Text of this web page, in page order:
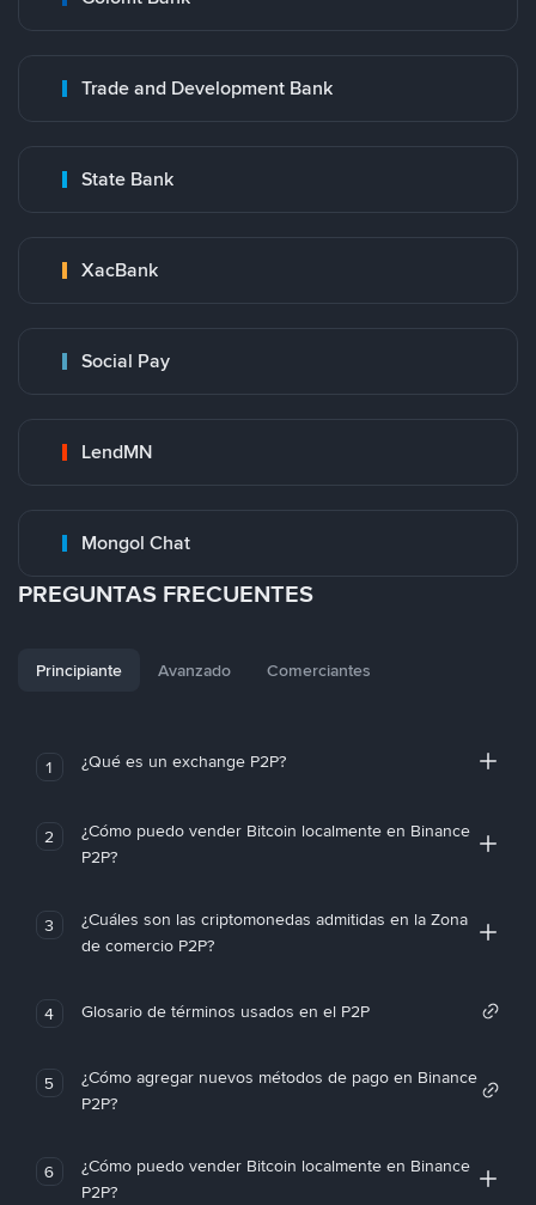
Trade and Development Bank
State Bank
XacBank
Social Pay
LendMN
Mongol Chat
PREGUNTAS FRECUENTES
Principiante Avanzado Comerciantes
1 ¿Qué es un exchange P2P?
2
¿Cómo puedo vender Bitcoin localmente en Binance
P2P?
3
¿Cuáles son las criptomonedas admitidas en la Zona
de comercio P2P?
4 Glosario de términos usados en el P2P
5
¿Cómo agregar nuevos métodos de pago en Binance
P2P?
6
¿Cómo puedo vender Bitcoin localmente en Binance
P2P?